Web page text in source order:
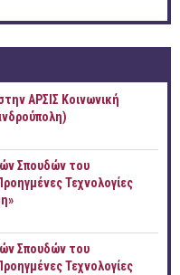
ΑΡΣΙΣ Κοινωνική
Σπουδών του
Τεχνολογίες
Σπουδών του
Τεχνολογίες